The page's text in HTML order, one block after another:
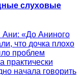
слуховые
«До Аниного
что дочка плохо
проблем
практически
начала говорить